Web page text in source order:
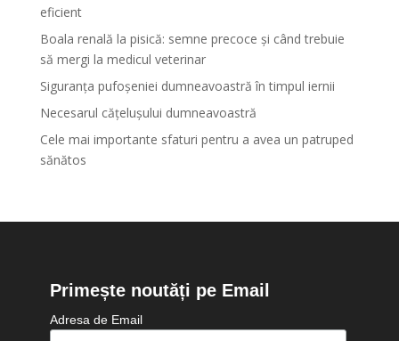
eficient
Boala renală la pisică: semne precoce și când trebuie
să mergi la medicul veterinar
Siguranța pufoșeniei dumneavoastră în timpul iernii
Necesarul cățelușului dumneavoastră
Cele mai importante sfaturi pentru a avea un patruped
sănătos
Primește noutăți pe Email
Adresa de Email